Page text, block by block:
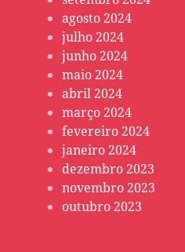
agosto 2024
julho 2024
junho 2024
maio 2024
abril 2024
março 2024
fevereiro 2024
janeiro 2024
dezembro 2023
novembro 2023
outubro 2023